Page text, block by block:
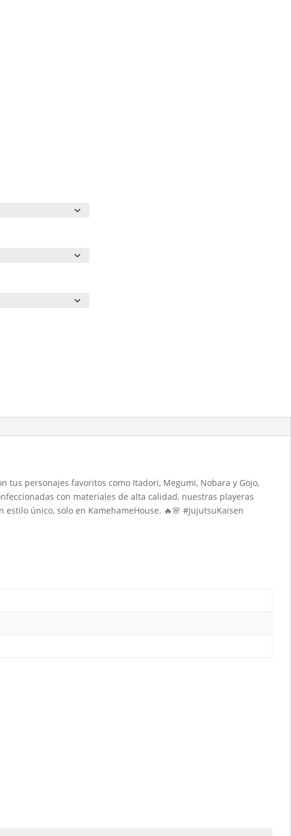
tus personajes favoritos como Itadori, Megumi, Nobara y Gojo,
con materiales de alta calidad, nuestras playeras
estilo único, solo en KamehameHouse. 🔥🌸 #JujutsuKaisen